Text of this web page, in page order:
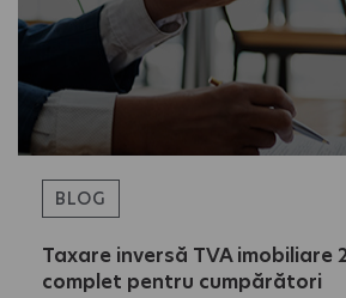
BLOG
Taxare inversă TVA imobiliare
complet pentru cumpărători